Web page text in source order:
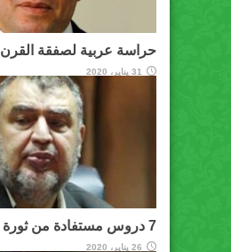
حراسة عربية لصفقة القرن
31 يناير، 2020
7 دروس مستفادة من ثورة يناير
26 يناير، 2020